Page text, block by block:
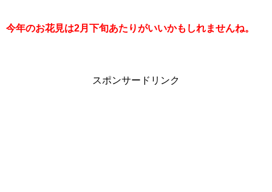
今年のお花見は2月下旬あたりがいいかもしれませんね。
スポンサードリンク